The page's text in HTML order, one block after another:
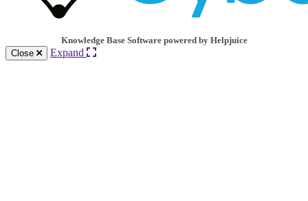
Knowledge Base Software powered by Helpjuice
Close
Expand